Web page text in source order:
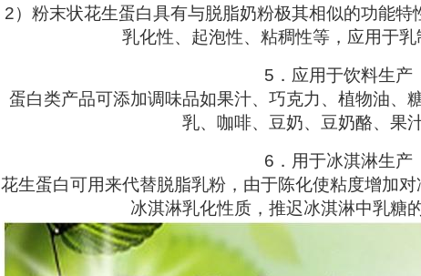
2）粉末状花生蛋白具有与脱脂奶粉极其相似的功能
乳化性、起泡性、粘稠性等，应用于乳
5．应用于饮料生产
蛋白类产品可添加调味品如果汁、巧克力、植物油、
乳、咖啡、豆奶、豆奶酪、果
6．用于冰淇淋生产
花生蛋白可用来代替脱脂乳粉，由于陈化使粘度增加
冰淇淋乳化性质，推迟冰淇淋中乳糖